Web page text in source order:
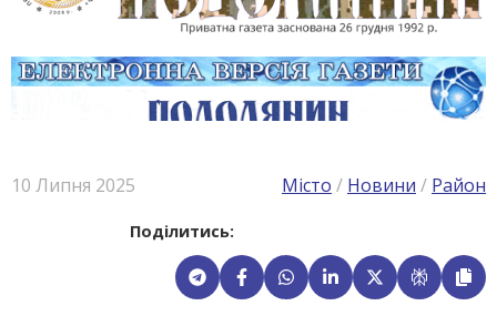
10 Липня 2025 Місто / Новини / Район
Поділитись: